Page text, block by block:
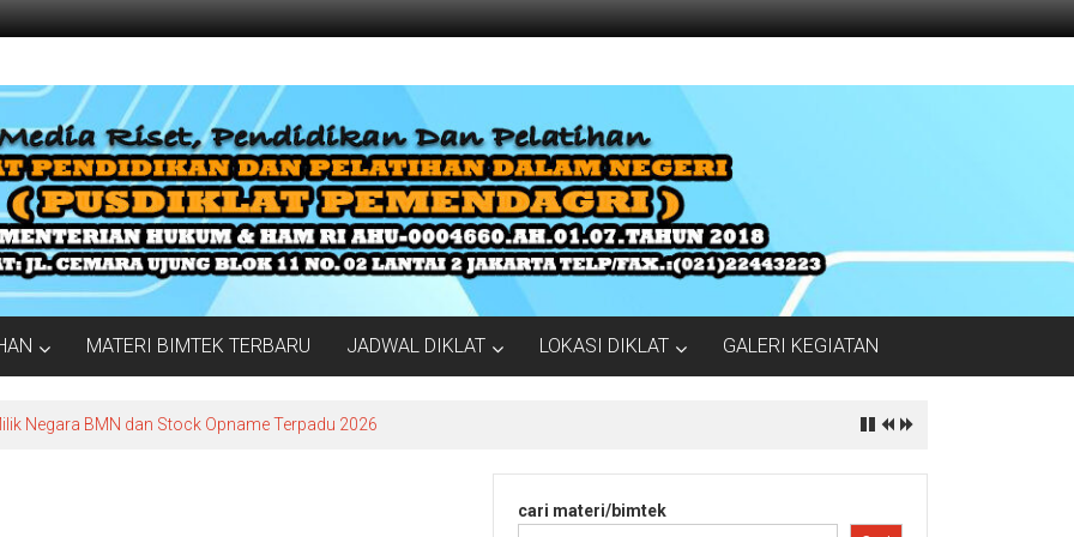
MATERI BIMTEK TERBARU JADWAL DIKLAT LOKASI DIKLAT GALERI KEGIATAN
Negara BMN dan Stock Opname Terpadu 2026
cari materi/bimtek